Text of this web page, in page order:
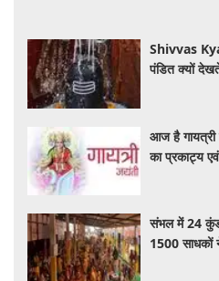
Shivvas
पंडित क्यों
आज है गायत्री
का प्रकाट्य
संभल में 24
1500 साधकों